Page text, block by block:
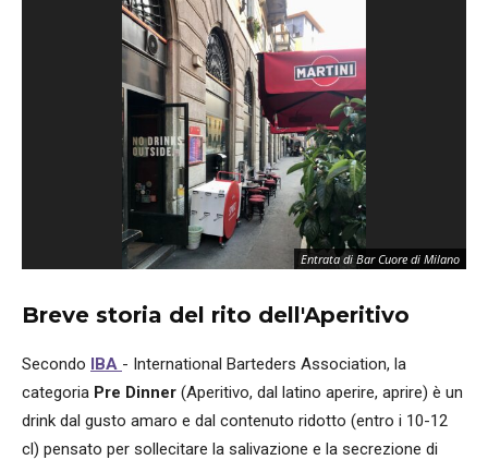
Entrata di Bar Cuore di Milano
Breve storia del rito dell'Aperitivo
Secondo IBA - International Barteders Association, la
categoria Pre Dinner (Aperitivo, dal latino aperire, aprire) è un
drink dal gusto amaro e dal contenuto ridotto (entro i 10-12
cl) pensato per sollecitare la salivazione e la secrezione di